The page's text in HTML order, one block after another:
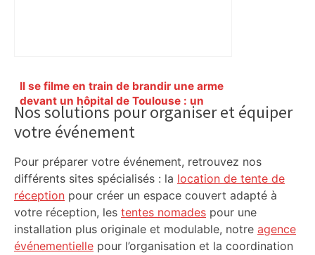
Il se filme en train de brandir une arme
devant un hôpital de Toulouse : un
homme de 35 ans interpellé après une
fuite en trottinette – ladepeche.fr
Primary
Sidebar
Nos solutions pour organiser et équiper
votre événement
Pour préparer votre événement, retrouvez nos
différents sites spécialisés : la location de tente de
réception pour créer un espace couvert adapté à
votre réception, les tentes nomades pour une
installation plus originale et modulable, notre agence
événementielle pour l’organisation et la coordination